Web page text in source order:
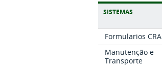
SISTEMAS
Formularios CRA
Manutenção e
Transporte